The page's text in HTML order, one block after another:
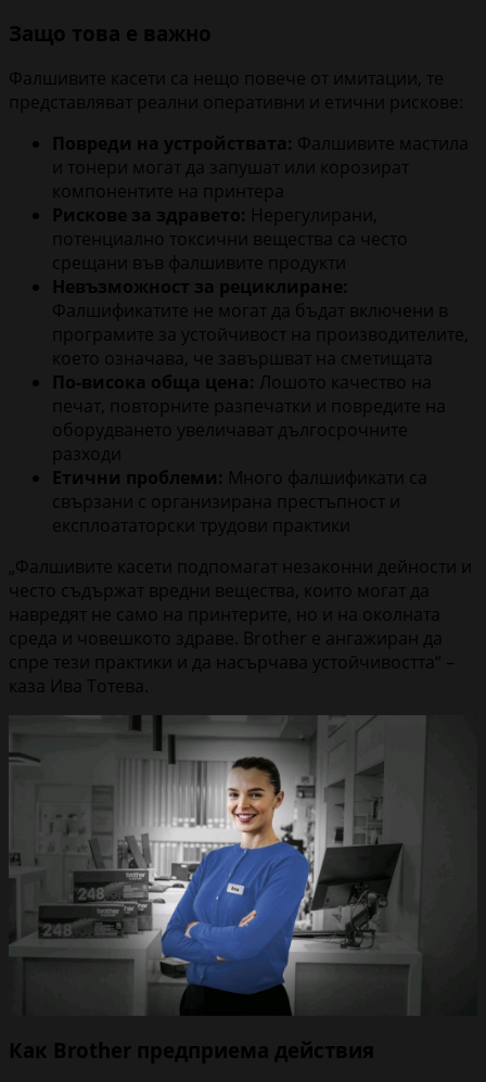
Защо това е важно
Фалшивите касети са нещо повече от имитации, те
представляват реални оперативни и етични рискове:
Повреди на устройствата: Фалшивите мастила
и тонери могат да запушат или корозират
компонентите на принтера
Рискове за здравето: Нерегулирани,
потенциално токсични вещества са често
срещани във фалшивите продукти
Невъзможност за рециклиране:
Фалшификатите не могат да бъдат включени в
програмите за устойчивост на производителите,
което означава, че завършват на сметищата
По-висока обща цена: Лошото качество на
печат, повторните разпечатки и повредите на
оборудването увеличават дългосрочните
разходи
Етични проблеми: Много фалшификати са
свързани с организирана престъпност и
експлоататорски трудови практики
„Фалшивите касети подпомагат незаконни дейности и
често съдържат вредни вещества, които могат да
навредят не само на принтерите, но и на околната
среда и човешкото здраве. Brother е ангажиран да
спре тези практики и да насърчава устойчивостта“ –
каза Ива Тотева.
Как Brother предприема действия